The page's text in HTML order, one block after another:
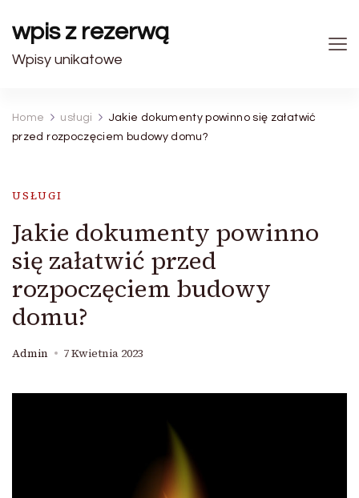
wpis z rezerwą
Wpisy unikatowe
Home usługi
Jakie dokumenty powinno się załatwić
przed rozpoczęciem budowy domu?
USŁUGI
Jakie dokumenty powinno
się załatwić przed
rozpoczęciem budowy
domu?
Admin 7 Kwietnia 2023